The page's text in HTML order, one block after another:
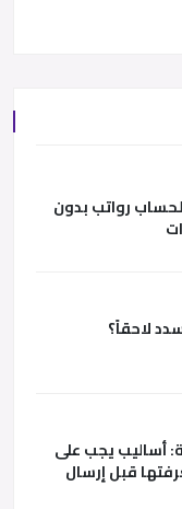
رواتب بدون
لاحقاً؟
أساليب يجب على
قبل إرسال